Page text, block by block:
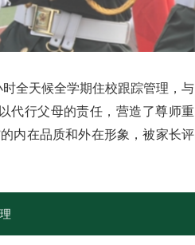
全天候全学期住校跟踪管理，与
代行父母的责任，营造了尊师重
内在品质和外在形象，被家长评